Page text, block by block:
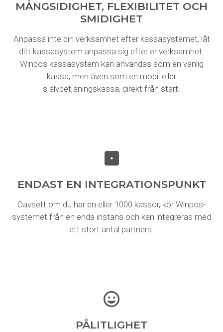
MÅNGSIDIGHET, FLEXIBILITET OCH
SMIDIGHET
Anpassa inte din verksamhet efter kassasystemet, låt
ditt kassasystem anpassa sig efter er verksamhet.
Winpos kassasystem kan användas som en vanlig
kassa, men även som en mobil eller
självbetjäningskassa, direkt från start.
ENDAST EN INTEGRATIONSPUNKT
Oavsett om du har en eller 1000 kassor, kör Winpos-
systemet från en enda instans och kan integreras med
ett stort antal partners.
PÅLITLIGHET